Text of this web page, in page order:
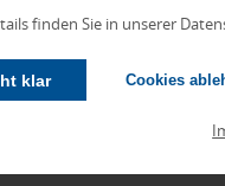
finden Sie in unserer
klar Cookies
kommen.
erhalten Sie auf